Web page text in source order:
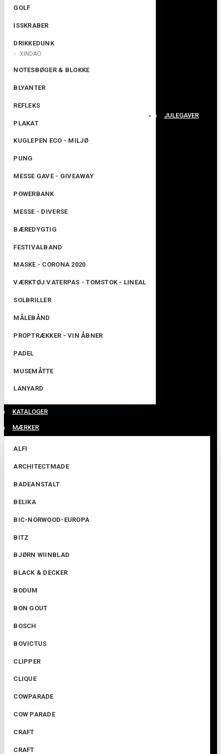
GOLF
ISSKRABER
DRIKKEDUNK
XINDAO
NOTESBØGER & BLOKKE
BLYANTER
REFLEKS
PLAKAT
KUGLEPEN ECO - MILJØ
PUNG
MESSE GAVE - GIVEAWAY
POWERBANK
MESSE - DIVERSE
BÆREDYGTIG
FESTIVALBAND
MASKE - CORONA 2020
VÆRKTØJ VATERPAS - TOMSTOK - LINEAL
SOLBRILLER
MÅLEBÅND
PROPTRÆKKER - VIN ÅBNER
PADEL
MUSEMÅTTE
LANYARD
MÆRKER
ALFI
ARCHITECTMADE
BADEANSTALT
BELIKA
BIC-NORWOOD-EUROPA
BITZ
BJØRN WIINBLAD
BLACK & DECKER
BODUM
BON GOUT
BOSCH
BOVICTUS
CLIPPER
CLIQUE
COWPARADE
COW PARADE
CRAFT
CRAFT
KATALOGER
JULEGAVER